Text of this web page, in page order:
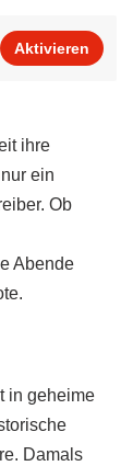
Aktivieren
ihre
ein
Ob
Abende
in geheime
Damals